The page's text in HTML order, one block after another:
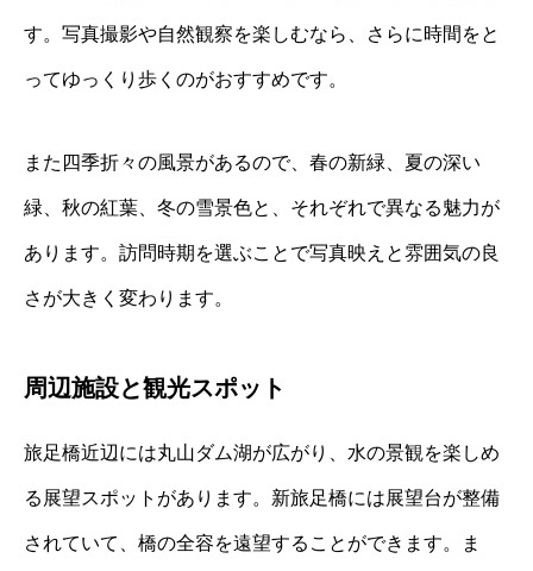
す。写真撮影や自然観察を楽しむなら、さらに時間をと
ってゆっくり歩くのがおすすめです。
また四季折々の風景があるので、春の新緑、夏の深い
緑、秋の紅葉、冬の雪景色と、それぞれで異なる魅力が
あります。訪問時期を選ぶことで写真映えと雰囲気の良
さが大きく変わります。
周辺施設と観光スポット
旅足橋近辺には丸山ダム湖が広がり、水の景観を楽しめ
る展望スポットがあります。新旅足橋には展望台が整備
されていて、橋の全容を遠望することができます。ま